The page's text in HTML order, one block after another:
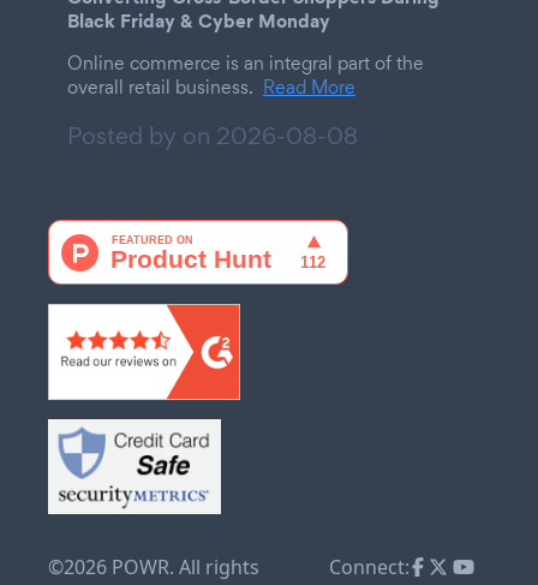
Black Friday & Cyber Monday
Online commerce is an integral part of the
overall retail business. Read More
Posted by on 2026-08-08
©2026 POWR. All rights
Connect: